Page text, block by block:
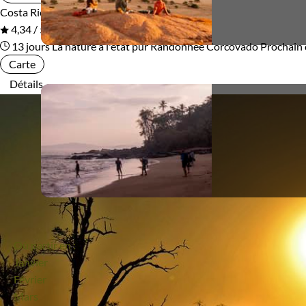
Où partir en :
Janvier
Février
Mars
Standard Supérieur
Haut de gamme
Itinérance
Semi-itinérant
Environnement
Bord de mer et îles
Forêts, collines, rivières et lacs
Patrimoine et Nature
Costa RicaEn groupe
4,34 / 5
13 joursLa nature à l'état purRandonnée Corcovado
Carte
Détails